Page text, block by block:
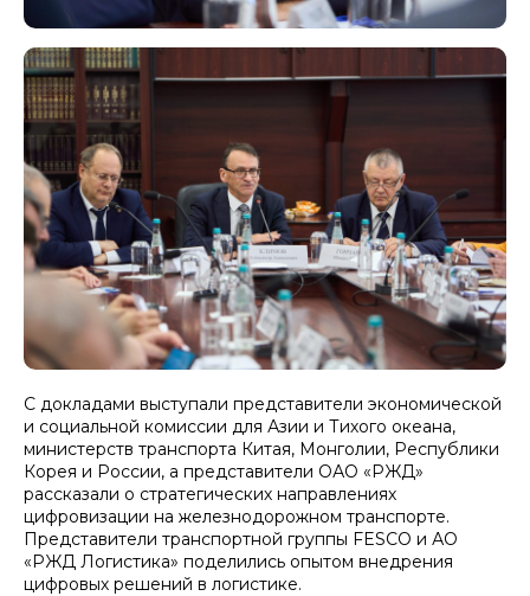
С докладами выступали представители экономической
и социальной комиссии для Азии и Тихого океана,
министерств транспорта Китая, Монголии, Республики
Корея и России, а представители ОАО «РЖД»
рассказали о стратегических направлениях
цифровизации на железнодорожном транспорте.
Представители транспортной группы FESCO и АО
«РЖД Логистика» поделились опытом внедрения
цифровых решений в логистике.